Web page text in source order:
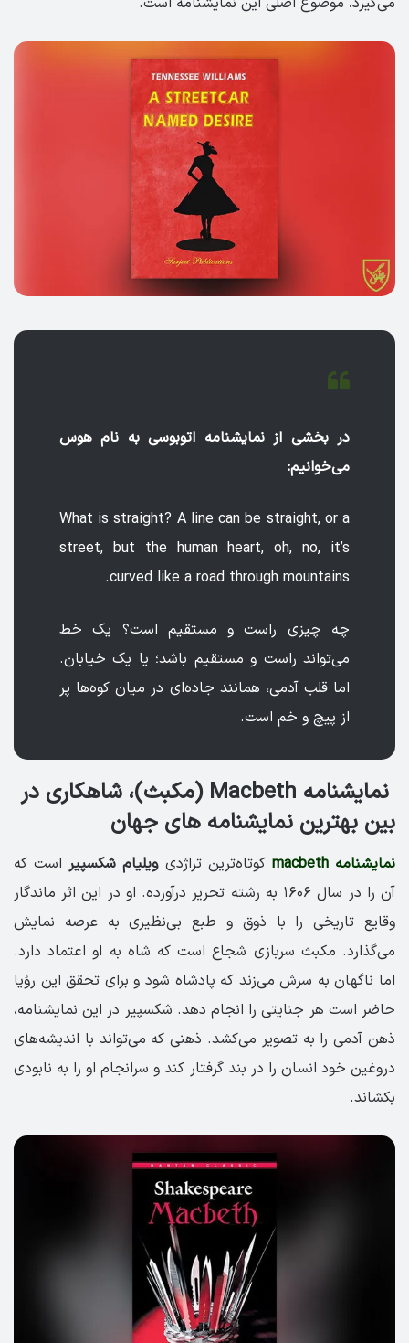
در بخشی از نمایشنامه اتوبوسی به نام هوس
می‌خوانیم:
What is straight? A line can be straight, or a
street, but the human heart, oh, no, it’s
curved like a road through mountains.
چه چیزی راست و مستقیم است؟ یک خط
می‌تواند راست و مستقیم باشد؛ یا یک خیابان.
اما قلب آدمی، همانند جاده‌ای در میان کوه‌ها پر
از پیچ و خم است.
نمایشنامه Macbeth (مکبث)، شاهکاری در
بین بهترین نمایشنامه های جهان
نمایشنامه macbeth کوتاه‌ترین تراژدیویلیام شکسپیر است که
آن را در سال ۱۶۰۶ به رشته تحریر در‌آورده. او در این اثر ماندگار
وقایع تاریخی را با ذوق و طبع بی‌نظیری به عرصه نمایش
می‌گذارد. مکبث سربازی شجاع است که شاه به او اعتماد دارد.
اما ناگهان به سرش می‌زند که پادشاه شود و برای تحقق این رؤیا
حاضر است هر جنایتی را انجام دهد. شکسپیر در این نمایشنامه،
ذهن آدمی را به تصویر می‌کشد. ذهنی که می‌تواند با اندیشه‌های
دروغین خود انسان را در بند گرفتار کند و سرانجام او را به نابودی
بکشاند.